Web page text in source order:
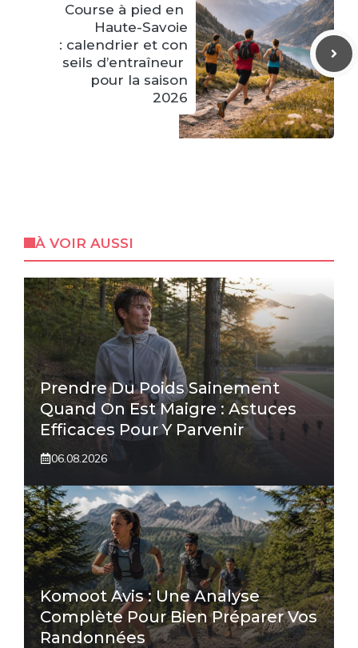
Course à pied en
Haute-Savoie
: calendrier et con
seils d’entraîneur
pour la saison
2026
À VOIR AUSSI
Prendre Du Poids Sainement
Quand On Est Maigre : Astuces
Efficaces Pour Y Parvenir
06.08.2026
Komoot Avis : Une Analyse
Complète Pour Bien Préparer Vos
Randonnées